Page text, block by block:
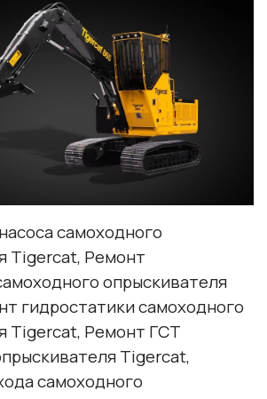
самоходного
Tigercat, Ремонт
опрыскивателя
гидростатики самоходного
Tigercat, Ремонт ГСТ
Tigercat,
самоходного